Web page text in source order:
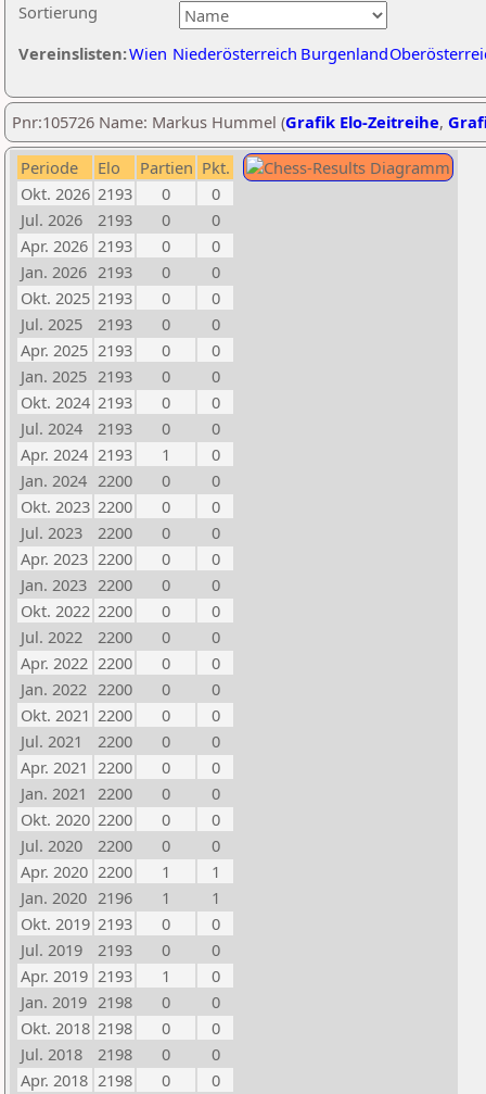
Sortierung
Vereinslisten:Wien Niederösterreich Burgenland
Pnr:105726 Name: Markus Hummel (Grafik Elo-Zeitreihe,
Periode Elo Partien Pkt.
Okt. 2026 2193 0
0
Jul. 2026
2193 0
0
Apr. 2026 2193 0
0
Jan. 2026 2193 0
0
Okt. 2025 2193 0
0
Jul. 2025
2193 0
0
Apr. 2025 2193 0
0
Jan. 2025 2193 0
0
Okt. 2024 2193 0
0
Jul. 2024
2193 0
0
Apr. 2024 2193 1
0
Jan. 2024 2200 0
0
Okt. 2023 2200 0
0
Jul. 2023
2200 0
0
Apr. 2023 2200 0
0
Jan. 2023 2200 0
0
Okt. 2022 2200 0
0
Jul. 2022
2200 0
0
Apr. 2022 2200 0
0
Jan. 2022 2200 0
0
Okt. 2021 2200 0
0
Jul. 2021
2200 0
0
Apr. 2021 2200 0
0
Jan. 2021 2200 0
0
Okt. 2020 2200 0
0
Jul. 2020
2200 0
0
Apr. 2020 2200 1
1
Jan. 2020 2196 1
1
Okt. 2019 2193 0
0
Jul. 2019
2193 0
0
Apr. 2019 2193 1
0
Jan. 2019 2198 0
0
Okt. 2018 2198 0
0
Jul. 2018
2198 0
0
Apr. 2018 2198 0
0